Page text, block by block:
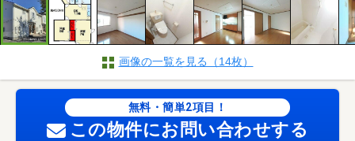
画像の一覧を見る（14枚）
無料・簡単2項目！
この物件にお問い合わせする